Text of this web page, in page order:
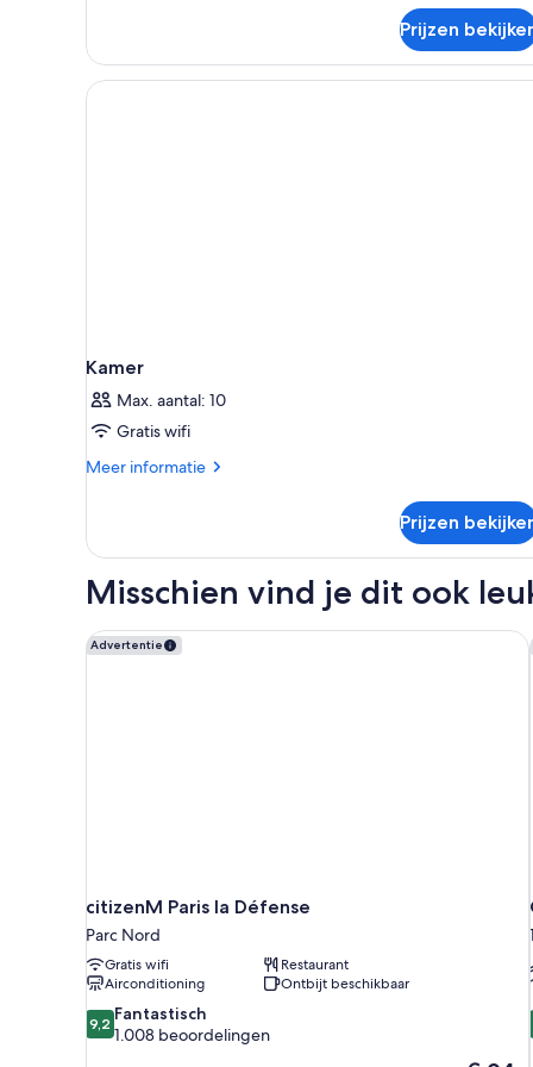
kamer
Prijzen
Kamer
Max. aantal: 10
Gratis wifi
Meer informatie
Meer
Prijzen
Misschien vind je dit ook
Advertentie
citizenM Paris la Défense
Parc Nord
Gratis wifi
Restaurant
Airconditioning
Ontbijt beschikbaar
9.2
van
9,2 Fantastisch
1.008 beoordelingen
citizenM Paris la Défense